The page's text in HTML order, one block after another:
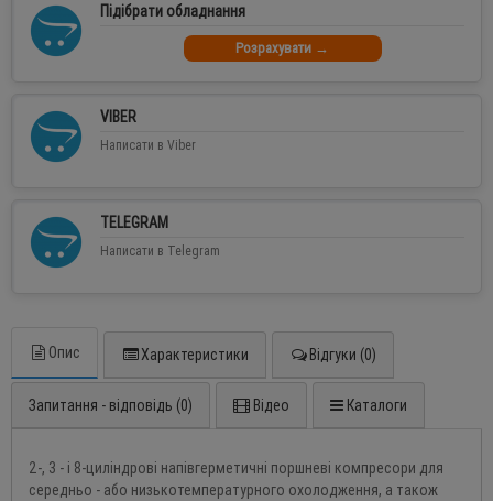
Підібрати обладнання
Розрахувати →
VIBER
Написати в Viber
TELEGRAM
Написати в Telegram
Опис Характеристики Відгуки (0)
Запитання - відповідь (0) Відео Каталоги
2-, 3 - і 8-циліндрові напівгерметичні поршневі компресори для
середньо - або низькотемпературного охолодження, а також